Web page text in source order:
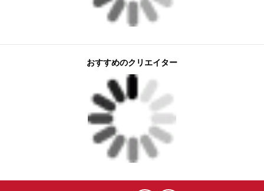
おすすめのクリエイター